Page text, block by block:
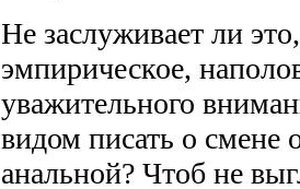
Не заслуживает ли
эмпирическое,
уважительного
видом писать о смене
анальной? Чтоб не